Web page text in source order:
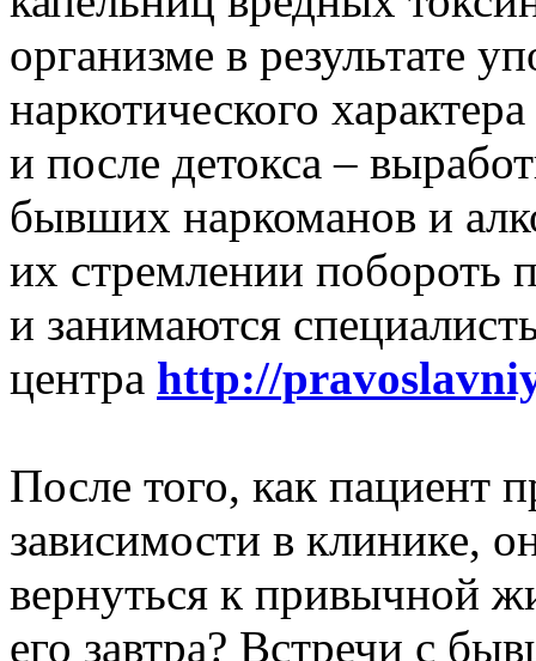
организме в результате
наркотического
и после детокса –
бывших наркоманов и
их стремлении побороть
и занимаются
центра http://
После того, как пациент
зависимости в клинике,
вернуться к привычной
его завтра? Встречи с